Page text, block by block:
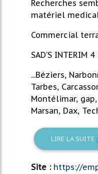
Recherches
matériel
Commercial
SAD'S INTERIM
...Béziers,
Tarbes,
Montélimar,
Marsan, Dax,
LIRE LA SUITE
Site : https://